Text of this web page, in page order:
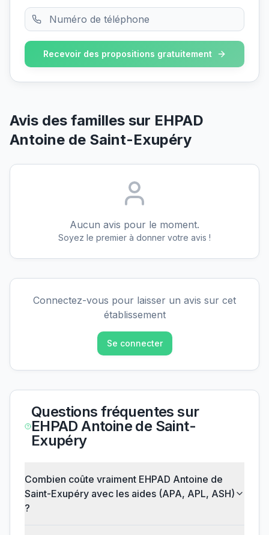
Recevoir des propositions gratuitement
Avis des familles sur EHPAD
Antoine de Saint-Exupéry
Aucun avis pour le moment.
Soyez le premier à donner votre avis !
Connectez-vous pour laisser un avis sur cet
établissement
Se connecter
Questions fréquentes sur
EHPAD Antoine de Saint-
Exupéry
Combien coûte vraiment EHPAD Antoine de
Saint-Exupéry avec les aides (APA, APL, ASH)
?